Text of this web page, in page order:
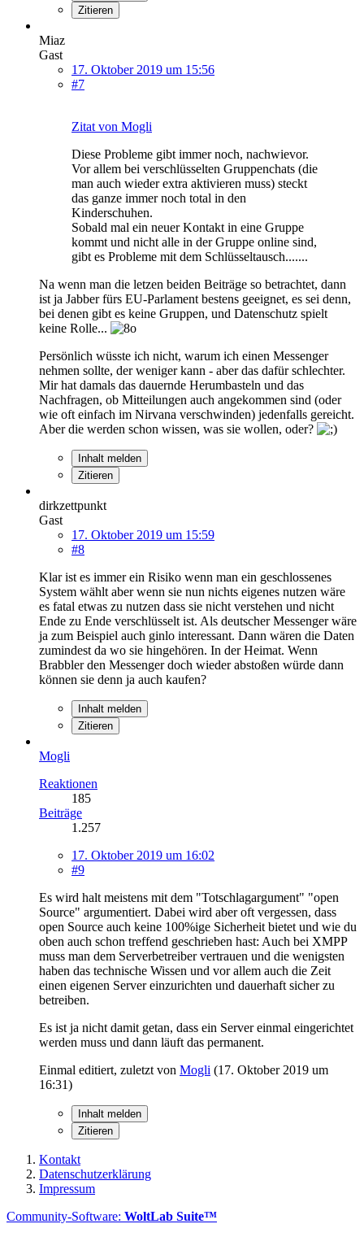
Zitieren
Miaz
Gast
17. Oktober 2019 um 15:56
#7
Zitat von Mogli
Diese Probleme gibt immer noch, nachwievor.
Vor allem bei verschlüsselten Gruppenchats (die
man auch wieder extra aktivieren muss) steckt
das ganze immer noch total in den
Kinderschuhen.
Sobald mal ein neuer Kontakt in eine Gruppe
kommt und nicht alle in der Gruppe online sind,
gibt es Probleme mit dem Schlüsseltausch.......
Na wenn man die letzen beiden Beiträge so betrachtet, dann
ist ja Jabber fürs EU-Parlament bestens geeignet, es sei denn,
bei denen gibt es keine Gruppen, und Datenschutz spielt
keine Rolle...
Persönlich wüsste ich nicht, warum ich einen Messenger
nehmen sollte, der weniger kann - aber das dafür schlechter.
Mir hat damals das dauernde Herumbasteln und das
Nachfragen, ob Mitteilungen auch angekommen sind (oder
wie oft einfach im Nirvana verschwinden) jedenfalls gereicht.
Aber die werden schon wissen, was sie wollen, oder?
Inhalt melden
Zitieren
dirkzettpunkt
Gast
17. Oktober 2019 um 15:59
#8
Klar ist es immer ein Risiko wenn man ein geschlossenes
System wählt aber wenn sie nun nichts eigenes nutzen wäre
es fatal etwas zu nutzen dass sie nicht verstehen und nicht
Ende zu Ende verschlüsselt ist. Als deutscher Messenger wäre
ja zum Beispiel auch ginlo interessant. Dann wären die Daten
zumindest da wo sie hingehören. In der Heimat. Wenn
Brabbler den Messenger doch wieder abstoßen würde dann
können sie denn ja auch kaufen?
Inhalt melden
Zitieren
Mogli
Reaktionen
185
Beiträge
1.257
17. Oktober 2019 um 16:02
#9
Es wird halt meistens mit dem "Totschlagargument" "open
Source" argumentiert. Dabei wird aber oft vergessen, dass
open Source auch keine 100%ige Sicherheit bietet und wie du
oben auch schon treffend geschrieben hast: Auch bei XMPP
muss man dem Serverbetreiber vertrauen und die wenigsten
haben das technische Wissen und vor allem auch die Zeit
einen eigenen Server einzurichten und dauerhaft sicher zu
betreiben.
Es ist ja nicht damit getan, dass ein Server einmal eingerichtet
werden muss und dann läuft das permanent.
Einmal editiert, zuletzt von Mogli (17. Oktober 2019 um
16:31)
Inhalt melden
Zitieren
Kontakt
Datenschutzerklärung
Impressum
Community-Software: WoltLab Suite™